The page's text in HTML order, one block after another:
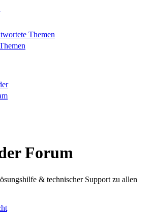
Themen
Forum
& technischer Support zu allen